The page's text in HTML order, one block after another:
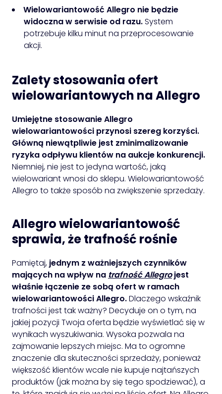
Wielowariantowość Allegro nie będzie
widoczna w serwisie od razu.System
potrzebuje kilku minut na przeprocesowanie
akcji.
Zalety stosowania ofert
wielowariantowych na Allegro
Umiejętne stosowanie Allegro
wielowariantowości przynosi szereg korzyści.
Główną niewątpliwie jest zminimalizowanie
ryzyka odpływu klientów na aukcje konkurencji.
Niemniej, nie jest to jedyna wartość, jaką
wielowariant wnosi do sklepu. Wielowariantowość
Allegro to także sposób na zwiększenie sprzedaży.
Allegro wielowariantowość
sprawia, że trafność rośnie
Pamiętaj, jednym z ważniejszych czynników
mających na wpływ na trafność Allegrojest
właśnie łączenie ze sobą ofert w ramach
wielowariantowości Allegro.Dlaczego wskaźnik
trafności jest tak ważny? Decyduje on o tym, na
jakiej pozycji Twoja oferta będzie wyświetlać się w
wynikach wyszukiwania. Wysoka pozwala na
zajmowanie lepszych miejsc. Ma to ogromne
znaczenie dla skuteczności sprzedaży, ponieważ
większość klientów wcale nie kupuje najtańszych
produktów (jak można by się tego spodziewać), a